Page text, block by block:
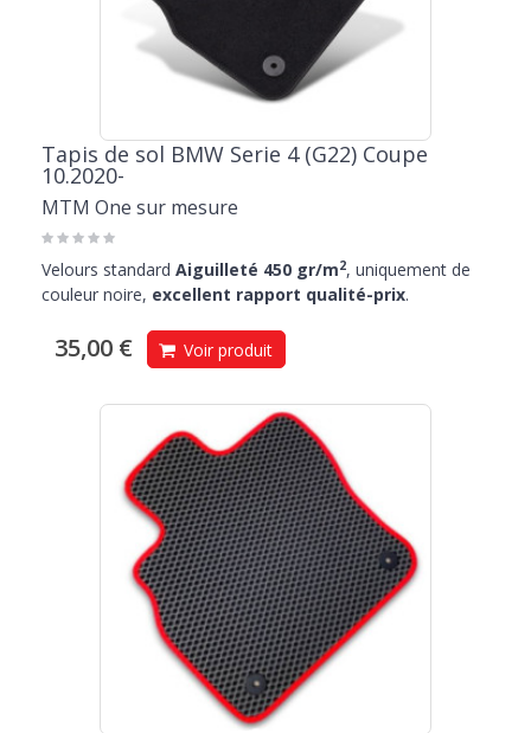
Tapis de sol BMW Serie 4 (G22) Coupe
10.2020-
MTM One sur mesure
Velours standard Aiguilleté 450 gr/m2, uniquement de
couleur noire, excellent rapport qualité-prix.
35,00 € Voir produit